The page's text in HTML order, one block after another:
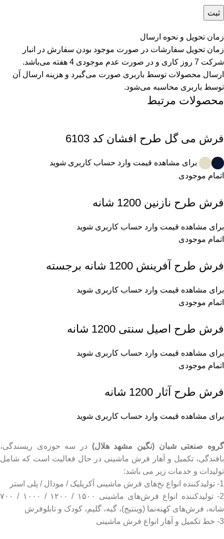
زمان تحویل و نحوه ارسال
زمان تحویل سفارشات در صورت موجود بودن سفارش در انبار
شرکت 7 روز کاری و در صورت عدم موجودی 4 هفته می‌باشد.
ارسال محصولات توسط باربری صورت می‌گیرد و هزینه ارسال آن
توسط باربری محاسبه می‌شود.
محصولات مرتبط
فرش می گل طرح افشان کد 6103
برای مشاهده قیمت وارد حساب کاربری شوید
اتمام موجودی
فرش طرح نازنین 1200 شانه
برای مشاهده قیمت وارد حساب کاربری شوید
اتمام موجودی
فرش طرح آفرینش 1200 شانه برجسته
برای مشاهده قیمت وارد حساب کاربری شوید
اتمام موجودی
فرش طرح اصیل سنتی 1200 شانه
برای مشاهده قیمت وارد حساب کاربری شوید
اتمام موجودی
فرش طرح آثار 1200 شانه
برای مشاهده قیمت وارد حساب کاربری شوید
گروه صنعتی شبان (نگین مشهد هلال) در سه حوزه‌ی ریسندگی،
بافندگی، تکمیل و آهار فرش ماشینی در حال فعالیت است که شامل
تولیدات و خدمات زیر می باشد:
1- تولیدکننده انواع نخ‌های فرش ماشینی آکریلیک / مودال / پلی استر
2- تولیدکننده انواع فرش‌های ماشینی ۱۵۰۰ / ۱۲۰۰ / ۱۰۰۰ / ۷۰۰
شانه، فرش‌های کهنه‌نما (وینتیج)، گبه، گلیم، کودک و تابلوفرش
3- خط تکمیل و آهار انواع فرش ماشینی